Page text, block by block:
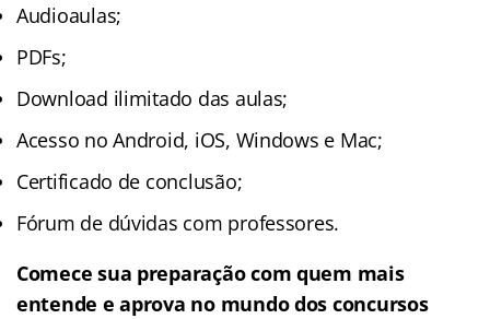
Audioaulas;
PDFs;
Download ilimitado das aulas;
Acesso no Android, iOS, Windows e Mac;
Certificado de conclusão;
Fórum de dúvidas com professores.
Comece sua preparação com quem mais
entende e aprova no mundo dos concursos